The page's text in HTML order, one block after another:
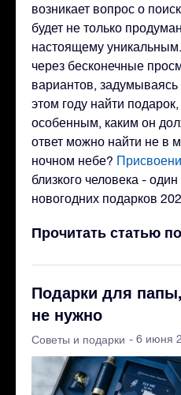
возникает вопрос о
будет не только
настоящему
через бесконечные
вариантов, задумываясь
этом году найти
особенным, каким он
ответ можно найти не в
ночном небе?
близкого человека -
новогодних подарков
Прочитать статью
Подарки для
не нужно
Советы и подарки - 6 июня